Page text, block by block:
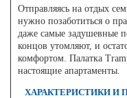
Отправляясь на отдых
нужно позаботиться о
даже самые задушевные
концов утомляют, и
комфортом. Палатка
настоящие апартаменты.
ХАРАКТЕРИСТИКИ И